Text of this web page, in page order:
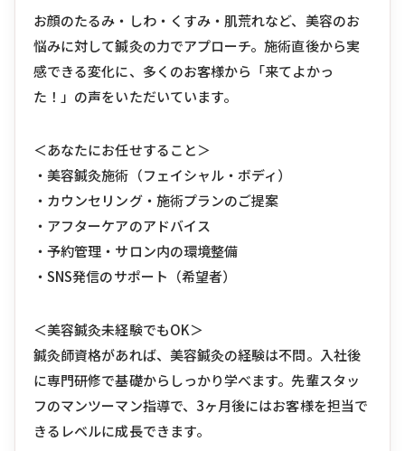
お顔のたるみ・しわ・くすみ・肌荒れなど、美容のお
悩みに対して鍼灸の力でアプローチ。施術直後から実
感できる変化に、多くのお客様から「来てよかっ
た！」の声をいただいています。
＜あなたにお任せすること＞
・美容鍼灸施術（フェイシャル・ボディ）
・カウンセリング・施術プランのご提案
・アフターケアのアドバイス
・予約管理・サロン内の環境整備
・SNS発信のサポート（希望者）
＜美容鍼灸未経験でもOK＞
鍼灸師資格があれば、美容鍼灸の経験は不問。入社後
に専門研修で基礎からしっかり学べます。先輩スタッ
フのマンツーマン指導で、3ヶ月後にはお客様を担当で
きるレベルに成長できます。